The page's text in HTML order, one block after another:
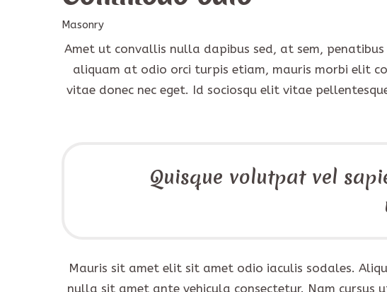
Masonry
Amet ut convallis nulla dapibus sed, at sem,
aliquam at odio orci turpis etiam, mauris morbi elit
vitae donec nec eget. Id sociosqu elit vitae
Quisque volutpat vel
Mauris sit amet elit sit amet odio iaculis sodales.
nulla sit amet ante vehicula consectetur. Nam cursus